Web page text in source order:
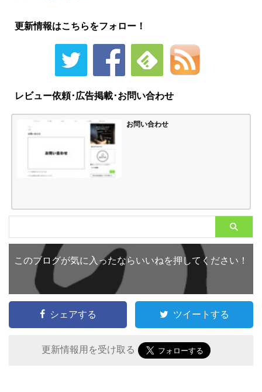
更新情報はこちらをフォロー！
レビュー依頼･広告掲載･お問い合わせ
お問い合わせ
このブログが気に入ったならいいねを押してください！
シェアする ツイートする
更新情報用を受け取る